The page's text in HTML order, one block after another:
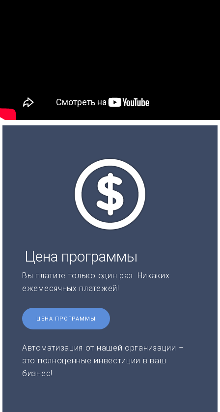
Цена программы
Вы платите только один раз. Никаких
ежемесячных платежей!
ЦЕНА ПРОГРАММЫ
Автоматизация от нашей организации –
это полноценные инвестиции в ваш
бизнес!